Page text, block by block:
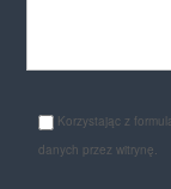
Korzystając z
danych przez witrynę.